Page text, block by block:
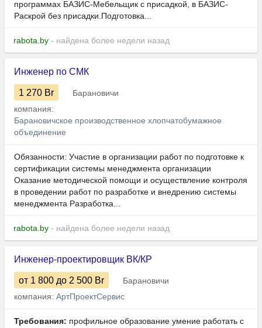
программах БАЗИС-Мебельщик с присадкой, в БАЗИС-
Раскрой без присадки.Подготовка...
rabota.by - найдена более недели назад
Инженер по СМК
1 270 Br
Барановичи
компания:
Барановичское производственное хлопчатобумажное
объединение
Обязанности: Участие в организации работ по подготовке к
сертификации системы менеджмента организации
Оказание методической помощи и осуществление контроля
в проведении работ по разработке и внедрению системы
менеджмента Разработка...
rabota.by - найдена более недели назад
Инженер-проектировщик ВК/КР
от 1 800 до 2 500 Br
Барановичи
компания: АртПроектСервис
Требования: профильное образование умение работать с